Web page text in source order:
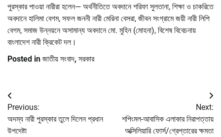
পুরস্কার পাওয়া নারীরা হলেন— অর্থনীতিতে অবদানে শরিফা সুলতানা, শিক্ষা ও চাকরিতে
অবদানে হালিমা বেগম, সফল জননী নারী মেরিনা বেসরা, জীবন সংগ্রামে জয়ী নারী লিপি
বেগম, সমাজ উন্নয়নে অসামান্য অবদানে মো. মুহিন (মোহনা), বিশেষ বিবেচনায়
বাংলাদেশ নারী ক্রিকেট দল।
Posted in জাতীয় সংবাদ, সরকার
Post
navigation
Previous:
অদম্য নারী পুরস্কার তুলে দিলেন প্রধান
উপদেষ্টা
Next:
শপিংমল-আবাসিক এলাকার নিরাপত্তায়
অক্সিলিয়ারি ফোর্স/গ্রেপ্তারের ক্ষমতা